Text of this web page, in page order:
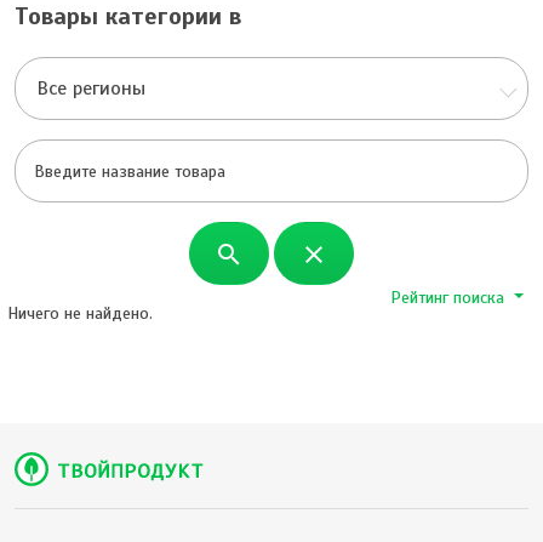
Товары категории в
Все регионы
search close
Рейтинг поиска
Ничего не найдено.